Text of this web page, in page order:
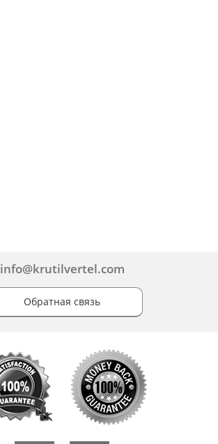
info@krutilvertel.com
Обратная связь